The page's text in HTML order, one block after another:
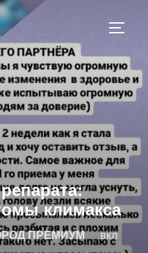
климакса
ПРЕМИУМ вкл